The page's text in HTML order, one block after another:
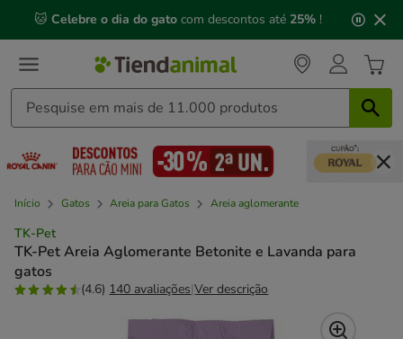
mensagem,
🐱 Celebre o dia do gato com descontos até 25% !
Início Gatos Areia para Gatos Areia aglomerante
TK-Pet
TK-Pet Areia Aglomerante Betonite e Lavanda para
gatos
(4.6) 140 avaliações|Ver descrição